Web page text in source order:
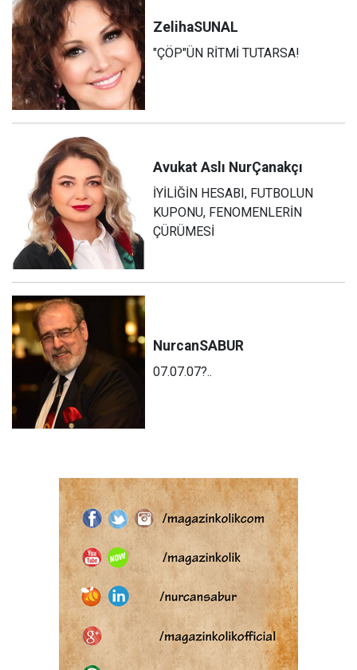
ZelihaSUNAL
"ÇÖP"ÜN RİTMİ TUTARSA!
Avukat Aslı NurÇanakçı
İYİLİĞİN HESABI, FUTBOLUN
KUPONU, FENOMENLERİN
ÇÜRÜMESİ
NurcanSABUR
07.07.07?..